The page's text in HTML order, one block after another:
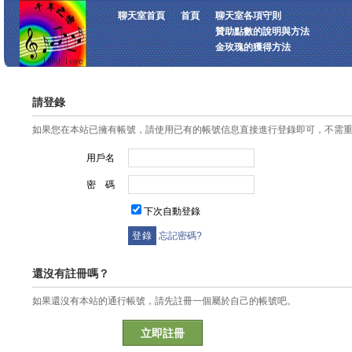
聊天室首頁 首頁
聊天室各項守則
贊助點數的說明與方法
金玫瑰的獲得方法
請登錄
如果您在本站已擁有帳號，請使用已有的帳號信息直接進行登錄即可，不需
用戶名
密 碼
下次自動登錄
忘記密碼?
還沒有註冊嗎？
如果還沒有本站的通行帳號，請先註冊一個屬於自己的帳號吧。
立即註冊